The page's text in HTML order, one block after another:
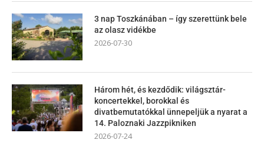
3 nap Toszkánában – így szerettünk bele
az olasz vidékbe
2026-07-30
Három hét, és kezdődik: világsztár-
koncertekkel, borokkal és
divatbemutatókkal ünnepeljük a nyarat a
14. Paloznaki Jazzpikniken
2026-07-24